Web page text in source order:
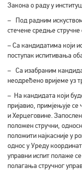
Закона о раду у
– Под радним
стечене средње
– Са кандидатима који
поступак испитивања
– Са изабраним
неодређено вријеме уз
– На кандидата који
пријавио, примјењује
и Херцеговине.
положен стручни,
положити најкасније у
однос у Уреду
управни испит полаже
полагања стручног